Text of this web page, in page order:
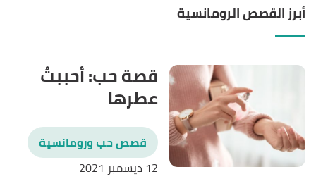
أبرز القصص الرومانسية
قصة حب: أحببتُ
عطرها
قصص حب ورومانسية
12 ديسمبر 2021